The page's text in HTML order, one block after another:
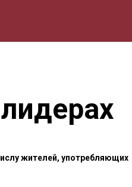
жителей, употребляющих